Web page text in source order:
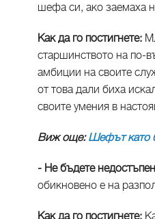
шефа си, ако заемаха
Как да го постигнете:
старшинството на по-
амбиции на своите
от това дали биха
своите умения в
Виж още:Шефът като
- Не бъдете
обикновено е на
Как да го постигнете: